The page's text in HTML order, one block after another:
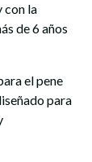
con la
de 6 años
el pene
para